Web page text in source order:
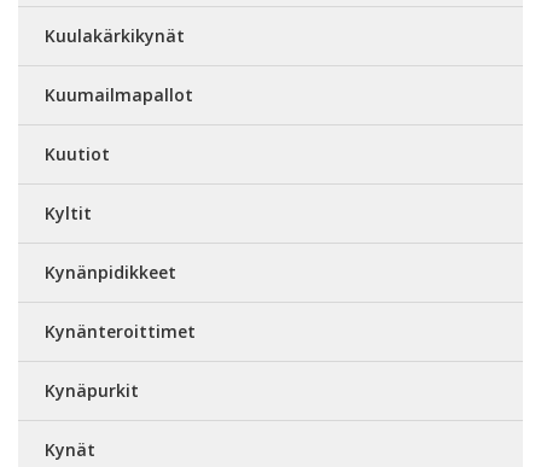
Kuulakärkikynät
Kuumailmapallot
Kuutiot
Kyltit
Kynänpidikkeet
Kynänteroittimet
Kynäpurkit
Kynät